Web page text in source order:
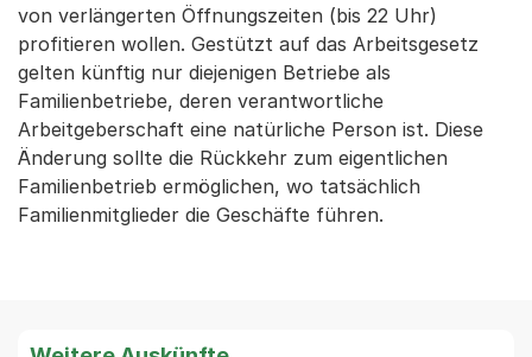
von verlängerten Öffnungszeiten (bis 22 Uhr)
profitieren wollen. Gestützt auf das Arbeitsgesetz
gelten künftig nur diejenigen Betriebe als
Familienbetriebe, deren verantwortliche
Arbeitgeberschaft eine natürliche Person ist. Diese
Änderung sollte die Rückkehr zum eigentlichen
Familienbetrieb ermöglichen, wo tatsächlich
Familienmitglieder die Geschäfte führen.